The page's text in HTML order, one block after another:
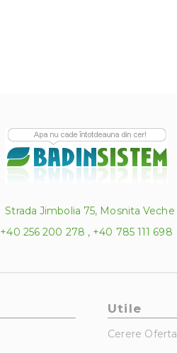
Strada Jimbolia 75, Mosnita Veche
+40 256 200 278 , +40 785 111 698
Utile
Cerere Oferta